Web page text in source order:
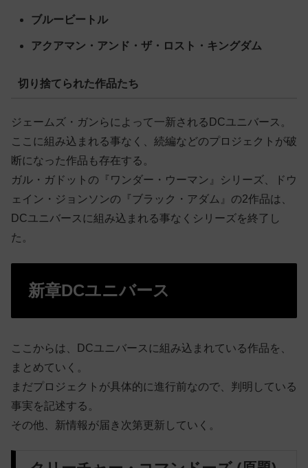
ブルービートル
アクアマン・アンド・ザ・ロスト・キングダム
切り捨てられた作品たち
ジェームズ・ガンらによって一新されるDCユニバース。
ここに組み込まれる事なく、続編などのプロジェクトが破
断になった作品も存在する。
ガル・ガドットの『ワンダー・ウーマン』シリーズ、ドウ
ェイン・ジョンソンの『ブラック・アダム』の2作品は、
DCユニバースに組み込まれる事なくシリーズを終了し
た。
新章DCユニバース
ここからは、DCユニバースに組み込まれている作品を、
まとめていく。
まだプロジェクトが具体的に進行前なので、判明している
事実を記述する。
その他、新情報が届き次第更新していく。